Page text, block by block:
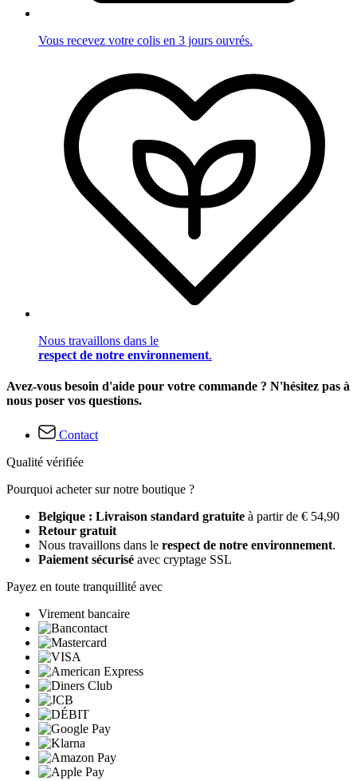
Vous recevez votre colis en 3 jours ouvrés.
Nous travaillons dans le
respect de notre environnement.
Avez-vous besoin d'aide pour votre commande ? N'hésitez pas à
nous poser vos questions.
Contact
Qualité vérifiée
Pourquoi acheter sur notre boutique ?
Belgique : Livraison standard gratuite à partir de € 54,90
Retour gratuit
Nous travaillons dans le respect de notre environnement.
Paiement sécurisé avec cryptage SSL
Payez en toute tranquillité avec
Virement bancaire